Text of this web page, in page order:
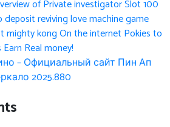
of Private investigator Slot 100
deposit reviving love machine game
mighty kong On the internet Pokies to
Real money!
– Официальный сайт Пин Ап
2025.880